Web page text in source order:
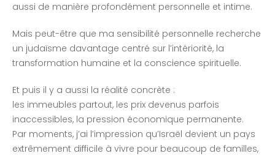
aussi de manière profondément personnelle et intime.
Mais peut-être que ma sensibilité personnelle recherche
un judaïsme davantage centré sur l’intériorité, la
transformation humaine et la conscience spirituelle.
Et puis il y a aussi la réalité concrète :
les immeubles partout, les prix devenus parfois
inaccessibles, la pression économique permanente.
Par moments, j’ai l’impression qu’Israël devient un pays
extrêmement difficile à vivre pour beaucoup de familles,